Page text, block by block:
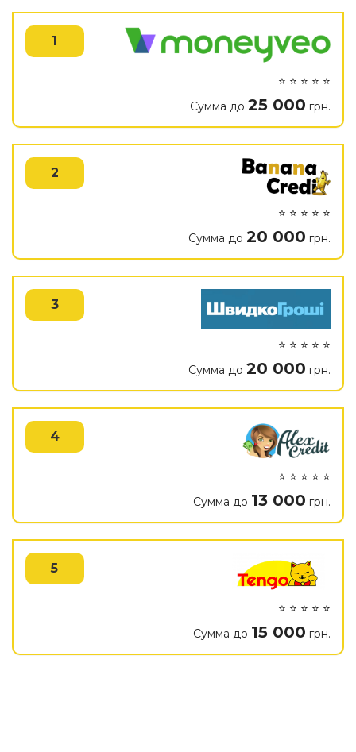
1
⭐ ⭐ ⭐ ⭐ ⭐
Сумма до 25 000 грн.
2
⭐ ⭐ ⭐ ⭐ ⭐
Сумма до 20 000 грн.
3
⭐ ⭐ ⭐ ⭐ ⭐
Сумма до 20 000 грн.
4
⭐ ⭐ ⭐ ⭐ ⭐
Сумма до 13 000 грн.
5
⭐ ⭐ ⭐ ⭐ ⭐
Сумма до 15 000 грн.